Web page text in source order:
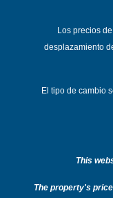
Los precios
desplazamiento
El tipo de cambio
This
The property's